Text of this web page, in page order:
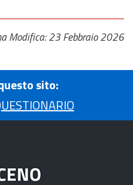
Modifica: 23 Febbraio 2026
sito: